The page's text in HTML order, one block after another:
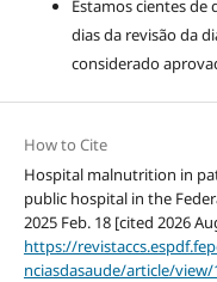
Estamos cientes de
dias da revisão da
considerado
How to Cite
Hospital malnutrition in
public hospital in the
2025 Feb. 18 [cited 2026
https://
nciasdasaude/article/view/